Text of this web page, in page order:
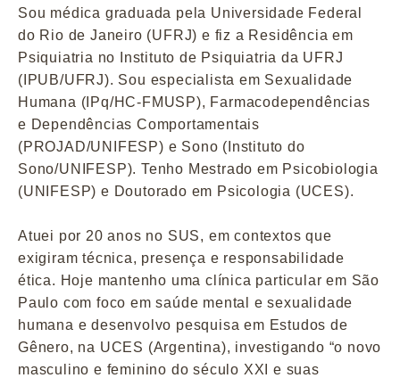
Sou médica graduada pela Universidade Federal
do Rio de Janeiro (UFRJ) e fiz a Residência em
Psiquiatria no Instituto de Psiquiatria da UFRJ
(IPUB/UFRJ). Sou especialista em Sexualidade
Humana (IPq/HC-FMUSP), Farmacodependências
e Dependências Comportamentais
(PROJAD/UNIFESP) e Sono (Instituto do
Sono/UNIFESP). Tenho Mestrado em Psicobiologia
(UNIFESP) e Doutorado em Psicologia (UCES).
Atuei por 20 anos no SUS, em contextos que
exigiram técnica, presença e responsabilidade
ética. Hoje mantenho uma clínica particular em São
Paulo com foco em saúde mental e sexualidade
humana e desenvolvo pesquisa em Estudos de
Gênero, na UCES (Argentina), investigando “o novo
masculino e feminino do século XXI e suas